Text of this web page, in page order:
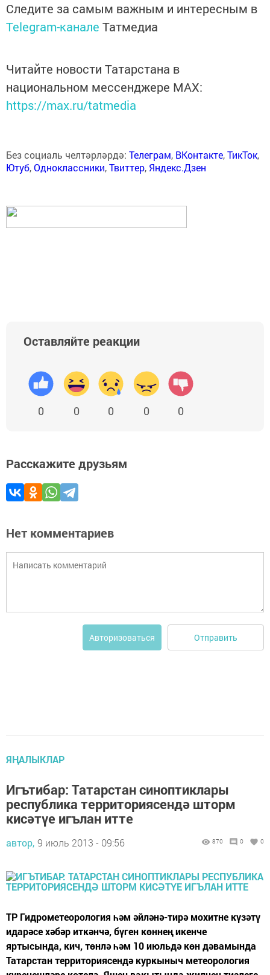
Следите за самым важным и интересным в
Telegram-канале Татмедиа
Читайте новости Татарстана в
национальном мессенджере MАХ:
https://max.ru/tatmedia
Без социаль челтәрләрдә: Телеграм, ВКонтакте,ТикТок,
Ютуб,Одноклассники,Твиттер, Яндекс.Дзен
Оставляйте реакции
0 0 0 0 0
Расскажите друзьям
Нет комментариев
Авторизоваться Отправить
ЯҢАЛЫКЛАР
Игътибар: Татарстан синоптиклары
республика территориясендә шторм
кисәтүе игълан итте
автор, 9 июль 2013 - 09:56 870 0 0
ТР Гидрометеорология һәм әйләнә-тирә мохитне күзәтү
идарәсе хәбәр иткәнчә, бүген көннең икенче
яртысында, кич, төнлә һәм 10 июльдә көн дәвамында
Татарстан территориясендә куркыныч метеорология